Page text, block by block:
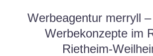
Werbeagentur merryll
Werbekonzepte im
Rietheim-